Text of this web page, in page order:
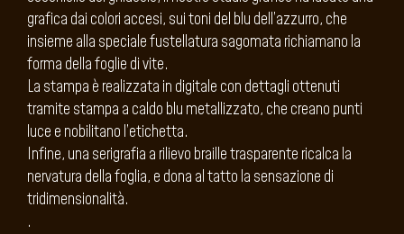
grafica dai colori accesi, sui toni del blu dell’azzurro, che
insieme alla speciale fustellatura sagomata richiamano la
forma della foglie di vite.
La stampa è realizzata in digitale con dettagli ottenuti
tramite stampa a caldo blu metallizzato, che creano punti
luce e nobilitano l’etichetta.
Infine, una serigrafia a rilievo braille trasparente ricalca la
nervatura della foglia, e dona al tatto la sensazione di
tridimensionalità.
.